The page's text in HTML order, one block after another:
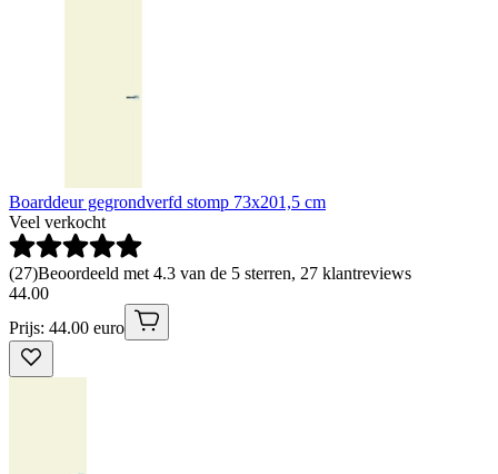
Boarddeur gegrondverfd stomp 73x201,5 cm
Veel verkocht
(27)Beoordeeld met 4.3 van de 5 sterren, 27 klantreviews
44.00
Prijs: 44.00 euro